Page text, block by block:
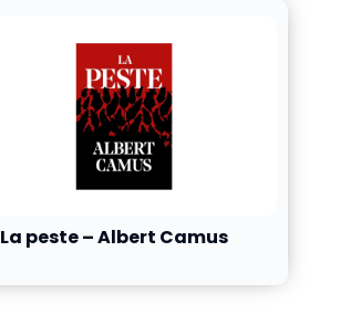
La peste – Albert Camus